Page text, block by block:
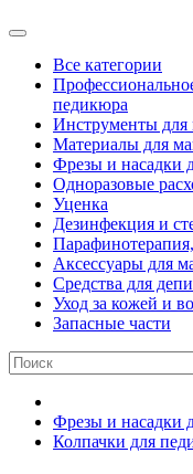
Все категории
педикюра
Инструменты
Материалы для
Фрезы и насадки
Одноразовые
Уценка
Дезинфекция и
Аксессуары для
Средства для
Уход за кожей и
Запасные части
Фрезы и насадки
Колпачки для